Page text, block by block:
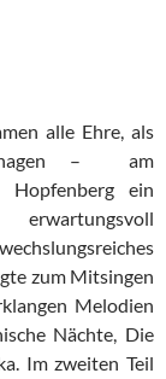
alle Ehre, als
– am
ein
zum Mitsingen
Melodien
Nächte, Die
Im zweiten Teil